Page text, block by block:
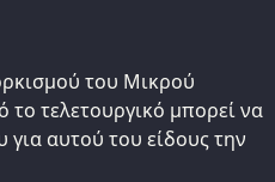
του Μικρού
τελετουργικό μπορεί να
αυτού του είδους την